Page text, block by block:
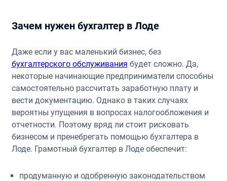
Зачем нужен бухгалтер в Лоде
Даже если у вас маленький бизнес, без
бухгалтерского обслуживания будет сложно. Да,
некоторые начинающие предприниматели способны
самостоятельно рассчитать заработную плату и
вести документацию. Однако в таких случаях
вероятны упущения в вопросах налогообложения и
отчетности. Поэтому вряд ли стоит рисковать
бизнесом и пренебрегать помощью бухгалтера в
Лоде. Грамотный бухгалтер в Лоде обеспечит:
продуманную и одобренную законодательством